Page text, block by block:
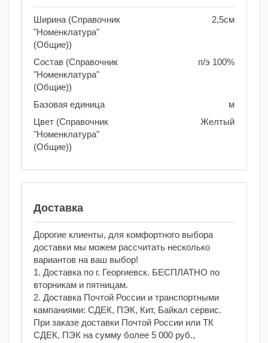
Ширина (Справочник
"Номенклатура"
(Общие))
2,5см
Состав (Справочник
"Номенклатура"
(Общие))
п/э 100%
Базовая единица
м
Цвет (Справочник
"Номенклатура"
(Общие))
Желтый
Доставка
Дорогие клиенты, для комфортного выбора
доставки мы можем рассчитать несколько
вариантов на ваш выбор!
1. Доставка по г. Георгиевск. БЕСПЛАТНО по
вторникам и пятницам.
2. Доставка Почтой России и транспортными
кампаниями: СДЕК, ПЭК, Кит, Байкал сервис.
При заказе доставки Почтой России или ТК
СДЕК, ПЭК на сумму более 5 000 руб.,